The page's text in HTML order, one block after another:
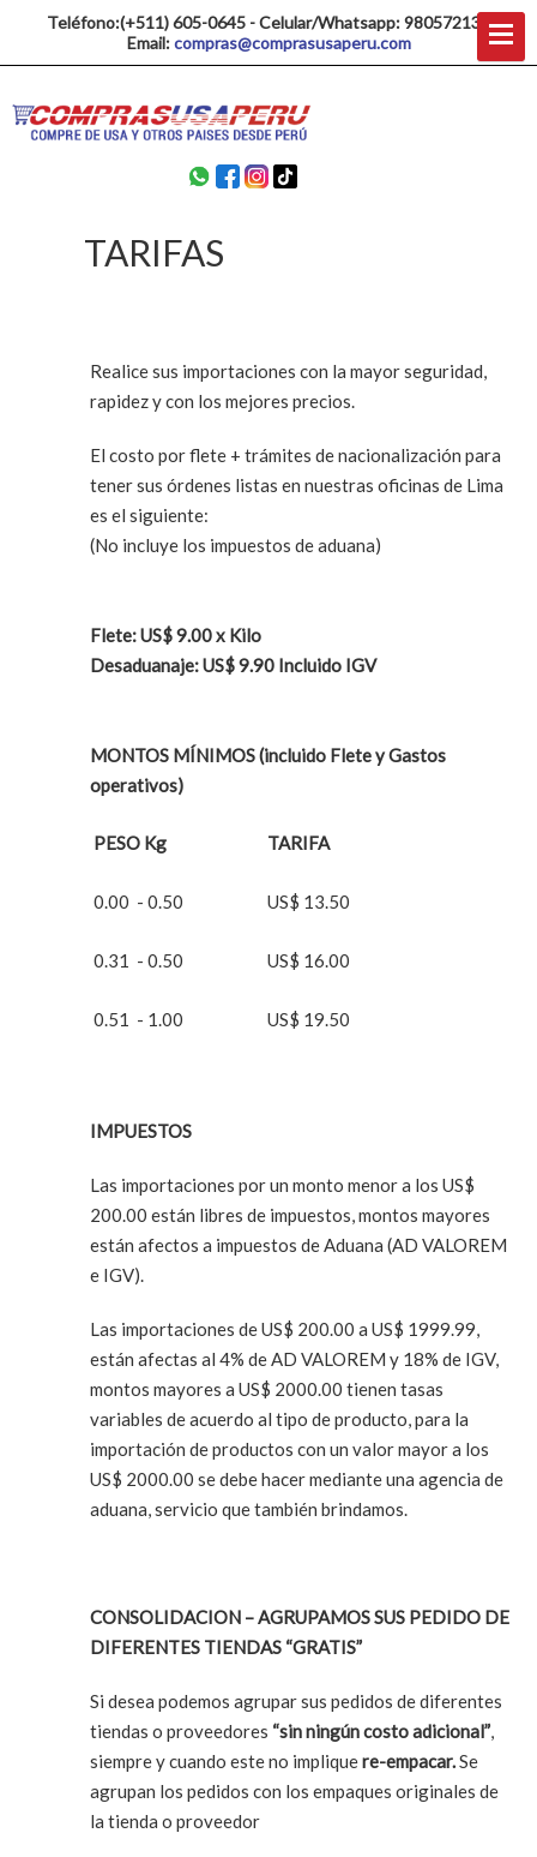
Teléfono:(+511) 605-0645 - Celular/Whatsapp: 980572137
Email:compras@comprasusaperu.com
TARIFAS
Realice sus importaciones con la mayor seguridad,
rapidez y con los mejores precios.
El costo por flete + trámites de nacionalización para
tener sus órdenes listas en nuestras oficinas de Lima
es el siguiente:
(No incluye los impuestos de aduana)
Flete: US$ 9.00 x Kilo
Desaduanaje: US$ 9.90 Incluido IGV
MONTOS MÍNIMOS (incluido Flete y Gastos
operativos)
PESO Kg TARIFA
0.00 - 0.50 US$ 13.50
0.31 - 0.50 US$ 16.00
0.51 - 1.00 US$ 19.50
IMPUESTOS
Las importaciones por un monto menor a los US$
200.00 están libres de impuestos, montos mayores
están afectos a impuestos de Aduana (AD VALOREM
e IGV).
Las importaciones de US$ 200.00 a US$ 1999.99,
están afectas al 4% de AD VALOREM y 18% de IGV,
montos mayores a US$ 2000.00 tienen tasas
variables de acuerdo al tipo de producto, para la
importación de productos con un valor mayor a los
US$ 2000.00 se debe hacer mediante una agencia de
aduana, servicio que también brindamos.
CONSOLIDACION – AGRUPAMOS SUS PEDIDO DE
DIFERENTES TIENDAS “GRATIS”
Si desea podemos agrupar sus pedidos de diferentes
tiendas o proveedores “sin ningún costo adicional”,
siempre y cuando este no impliquere-empacar.Se
agrupan los pedidos con los empaques originales de
la tienda o proveedor